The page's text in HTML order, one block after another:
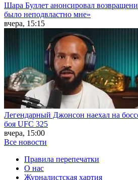
Шара Буллет анонсировал
было неподвластно мне»
вчера, 15:15
Легендарный Джонсон наехал на
боя UFC 325
вчера, 15:00
Все новости
Правила перепечатки
О нас
Журналистская хартия